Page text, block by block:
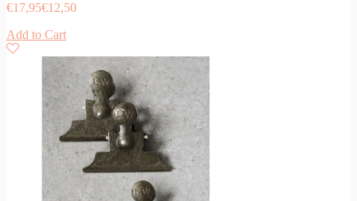
€17,95€12,50
Add to Cart